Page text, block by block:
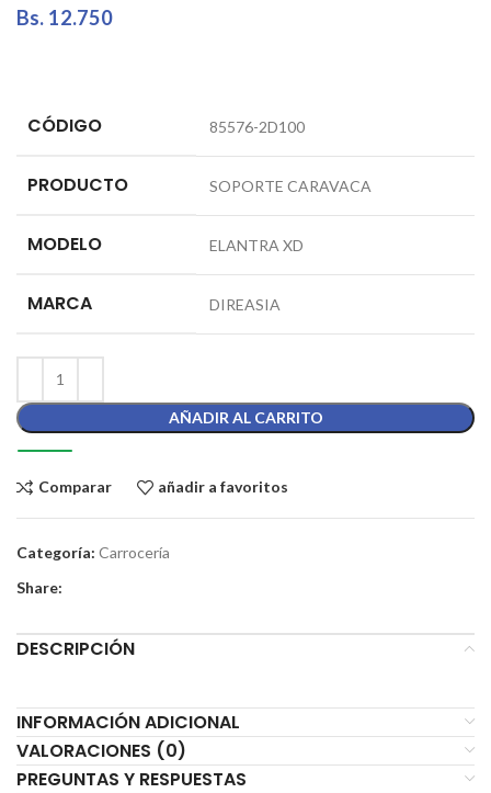
Bs. 12.750
CÓDIGO 85576-2D100
PRODUCTO SOPORTE CARAVACA
MODELO ELANTRA XD
MARCA DIREASIA
AÑADIR AL CARRITO
Comparar añadir a favoritos
Categoría: Carrocería
Share:
DESCRIPCIÓN
INFORMACIÓN ADICIONAL
VALORACIONES (0)
PREGUNTAS Y RESPUESTAS